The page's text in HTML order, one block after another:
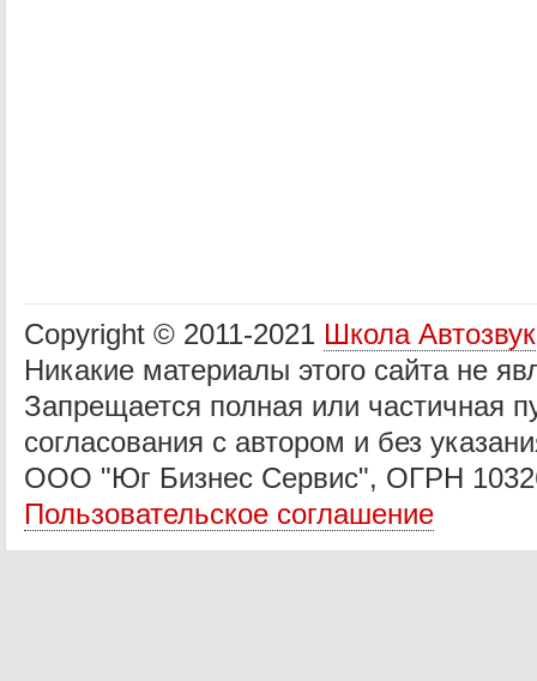
Copyright © 2011-2021 Школа
Никакие материалы этого сайта не
Запрещается полная или частичная
согласования с автором и без
ООО "Юг Бизнес Сервис", ОГРН
Пользовательское соглашение